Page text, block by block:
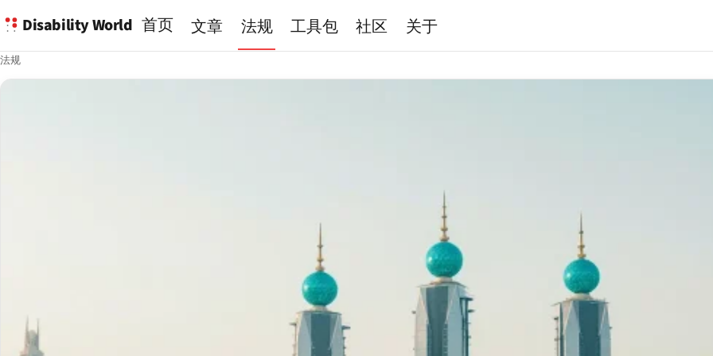
Disability World 首页 文章 法规 工具包 社区 关于
法规